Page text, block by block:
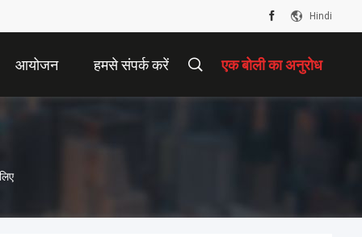
Hindi
आयोजन हमसे संपर्क करें एक बोली का अनुरोध